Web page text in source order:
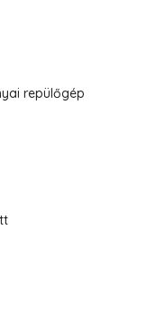
repülőgép